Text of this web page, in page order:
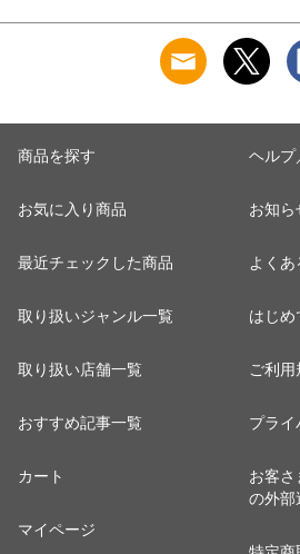
商品を探す
お気に入り商品
最近チェックした商品
取り扱いジャンル一覧
取り扱い店舗一覧
おすすめ記事一覧
カート
マイページ
ヘルプ
お知ら
よくあ
はじめ
ご利用
プライ
お客さ
の外部